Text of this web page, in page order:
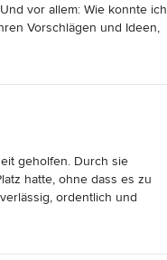
vor allem: Wie konnte ich
Vorschlägen und Ideen,
geholfen. Durch sie
hatte, ohne dass es zu
ordentlich und